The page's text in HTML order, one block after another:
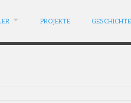
PROJEKTE GESCHICHTE